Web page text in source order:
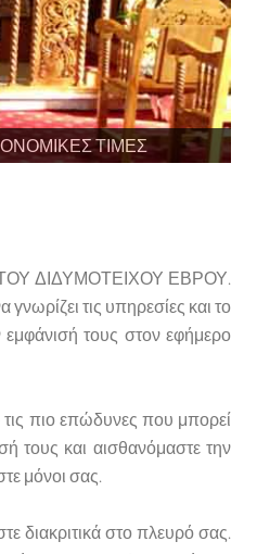
ΤΙΜΕΣ
ΤΟΥ ΔΙΔΥΜΟΤΕΙΧΟΥ ΕΒΡΟΥ.
τις υπηρεσίες και το
τους στον εφήμερο
πιο επώδυνες που μπορεί
τους και αισθανόμαστε την
μόνοι σας.
διακριτικά στο πλευρό σας.